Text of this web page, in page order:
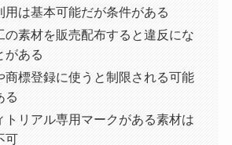
用は基本可能だが条件がある
の素材を販売配布すると違反にな
がある
商標登録に使うと制限される可能
る
トリアル専用マークがある素材は
可